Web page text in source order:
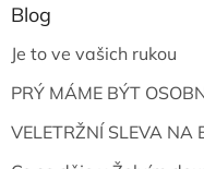
Blog
Je to ve vašich rukou
PRÝ MÁME BÝT
VELETRŽNÍ SLEVA NA